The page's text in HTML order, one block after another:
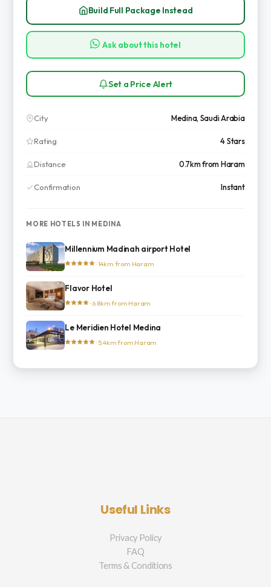
Build Full Package Instead
Ask about this hotel
Set a Price Alert
City Medina, Saudi Arabia
Rating 4 Stars
Distance 0.7km from Haram
Confirmation Instant
MORE HOTELS IN MEDINA
Millennium Madinah airport Hotel
· 14km from Haram
Flavor Hotel
· 6.8km from Haram
Le Meridien Hotel Medina
· 5.4km from Haram
Useful Links
Privacy Policy
FAQ
Terms & Conditions